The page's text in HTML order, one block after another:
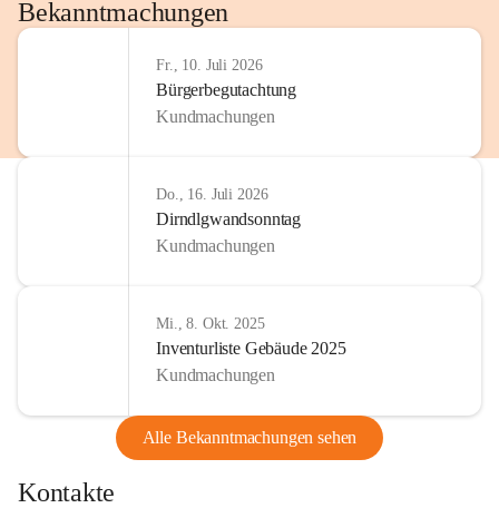
http://www.omv.com
Bekanntmachungen
Fr., 10. Juli 2026
Bürgerbegutachtung
Kundmachungen
Do., 16. Juli 2026
Dirndlgwandsonntag
Kundmachungen
Mi., 8. Okt. 2025
Inventurliste Gebäude 2025
Kundmachungen
Alle Bekanntmachungen sehen
Kontakte